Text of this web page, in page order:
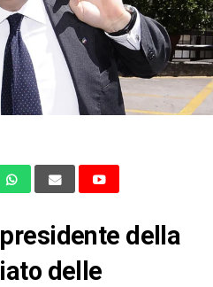
della
delle